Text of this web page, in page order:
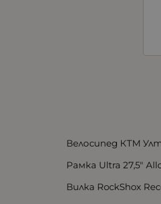
Велосипед КТМ
Рамка Ultra 27,5"
Вилка RockShox